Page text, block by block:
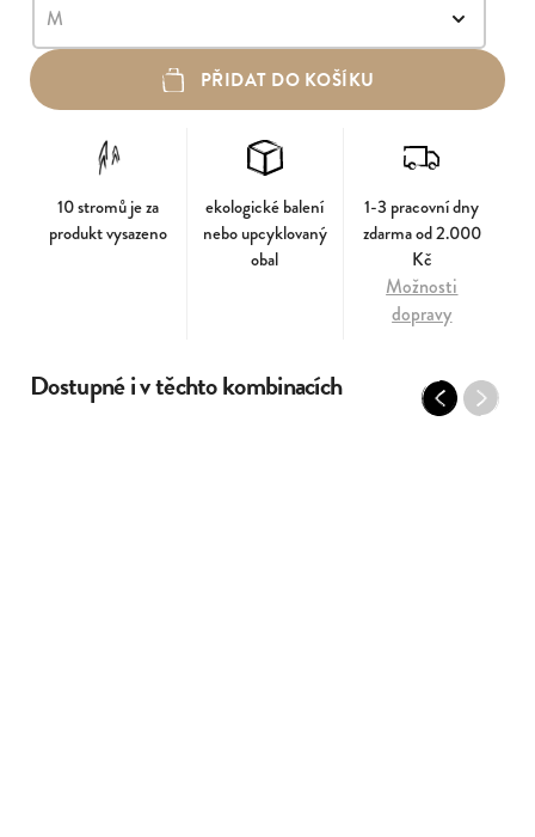
PŘIDAT DO KOŠÍKU
10 stromů je za
produkt vysazeno
ekologické balení
nebo upcyklovaný
obal
1-3 pracovní dny
zdarma od 2.000
Kč
Možnosti
dopravy
Dostupné i v těchto kombinacích PreviousNext